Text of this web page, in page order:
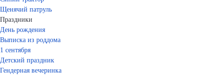
Щенячий патруль
Праздники
День рождения
Выписка из роддома
1 сентября
Детский праздник
Гендерная вечеринка